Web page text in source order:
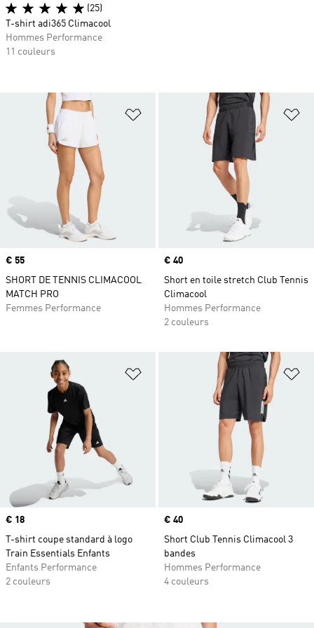
Ajouter à la Liste de produits
Prix
€ 55
SHORT DE TENNIS CLIMACOOL
MATCH PRO
Femmes Performance
Prix
€ 40
Short en toile stretch Club Tennis
Climacool
Hommes Performance
2 couleurs
Ajouter à la Liste de produits
Prix
€ 18
T-shirt coupe standard à logo
Train Essentials Enfants
Enfants Performance
2 couleurs
Prix
€ 40
Short Club Tennis Climacool 3
bandes
Hommes Performance
4 couleurs
(25)
T-shirt adi365 Climacool
Hommes Performance
11 couleurs